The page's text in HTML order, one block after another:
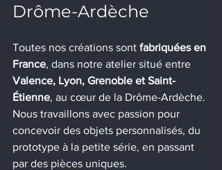
Drôme-Ardèche
Toutes nos créations sont fabriquées en
France, dans notre atelier situé entre
Valence, Lyon, Grenoble et Saint-
Étienne, au cœur de la Drôme-Ardèche.
Nous travaillons avec passion pour
concevoir des objets personnalisés, du
prototype à la petite série, en passant
par des pièces uniques.